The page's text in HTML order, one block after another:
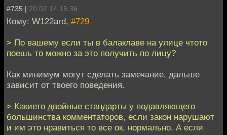
#735 | 20.02.14 15:36
Кому: W122ard, #729
> По вашему если ты в балаклаве на улице чтото
поешь то можно за это получить по лицу?
Как минимум могут сделать замечание, дальше
зависит от твоего поведения.
> Какието двойные стандарты у подавляющего
большинства комментаторов, если закон нарушают
и им это нравиться то все ок, нормально. А если